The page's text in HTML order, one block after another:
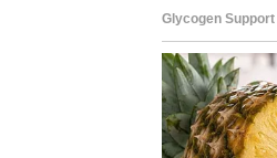
ulaganje ili
Ako Devica
sigurnija.